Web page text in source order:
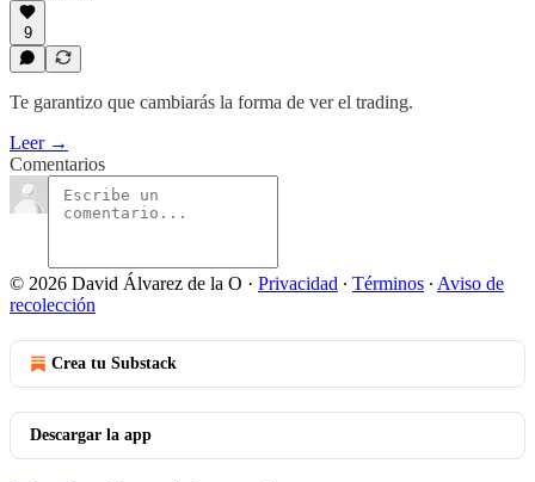
9
Te garantizo que cambiarás la forma de ver el trading.
Leer →
Comentarios
© 2026 David Álvarez de la O · Privacidad ∙ Términos ∙ Aviso de
recolección
Crea tu Substack
Descargar la app